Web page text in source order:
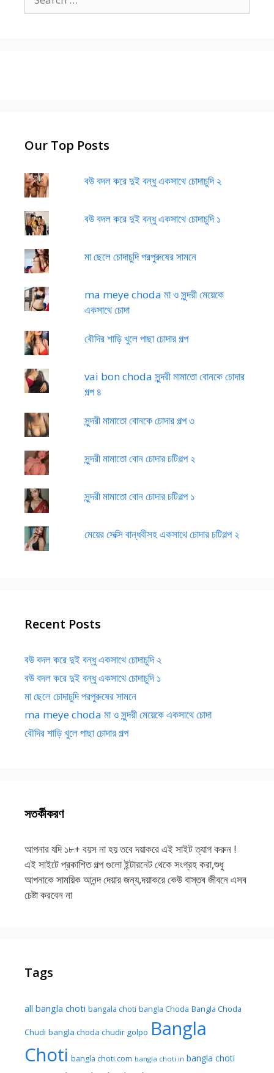
for:
Our Top Posts
বউ বদল করে দুই বন্ধু একসাথে চোদাচুদি ২
বউ বদল করে দুই বন্ধু একসাথে চোদাচুদি ১
মা ছেলে চোদাচুদি পরপুরুষের সামনে
ma meye choda মা ও সুন্দরী মেয়েকে
একসাথে চোদা
বৌদির শাড়ি খুলে পাছা চোদার গল্প
vai bon choda সুন্দরী মামাতো বোনকে চোদার
গল্প ৪
সুন্দরী মামাতো বোনকে চোদার গল্প ৩
সুন্দরী মামাতো বোন চোদার চটিগল্প ২
সুন্দরী মামাতো বোন চোদার চটিগল্প ১
মেয়ের সেক্সি বান্ধবীসহ একসাথে চোদার চটিগল্প ২
Recent Posts
বউ বদল করে দুই বন্ধু একসাথে চোদাচুদি ২
বউ বদল করে দুই বন্ধু একসাথে চোদাচুদি ১
মা ছেলে চোদাচুদি পরপুরুষের সামনে
ma meye choda মা ও সুন্দরী মেয়েকে একসাথে চোদা
বৌদির শাড়ি খুলে পাছা চোদার গল্প
সতর্কীকরণ
আপনার যদি ১৮+ বয়স না হয় তবে দয়াকরে এই সাইট ত্যাগ করুন !
এই সাইটে প্রকাশিত গল্প গুলো ইন্টারনেট থেকে সংগ্রহ করা,শুধু
আপনাকে সাময়িক আনন্দ দেয়ার জন্য,দয়াকরে কেউ বাস্তব জীবনে এসব
চেষ্টা করবেন না
Tags
all bangla choti bangala choti bangla Choda Bangla Choda
Chudi bangla choda chudir golpo Bangla
Choti bangla choti.com bangla choti.in bangla choti